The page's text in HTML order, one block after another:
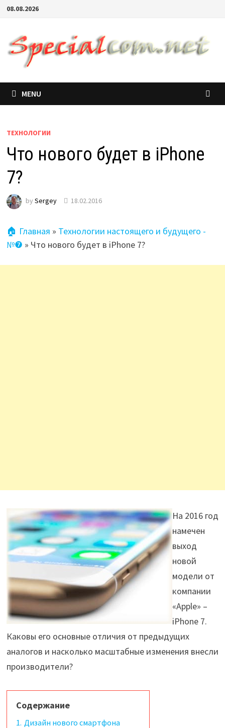
08.08.2026
MENU
ТЕХНОЛОГИИ
Что нового будет в iPhone
7?
by Sergey 18.02.2016
🏠 Главная » Технологии настоящего и будущего -
№❼ » Что нового будет в iPhone 7?
На 2016 год
намечен
выход
новой
модели от
компании
«Apple» –
iPhone 7.
Каковы его основные отличия от предыдущих
аналогов и насколько масштабные изменения внесли
производители?
Содержание
1. Дизайн нового смартфона